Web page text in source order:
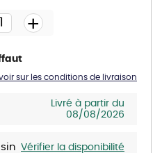
Livré à partir du
08/08/2026
Vérifier la disponibilité
+
sur les conditions de livraison